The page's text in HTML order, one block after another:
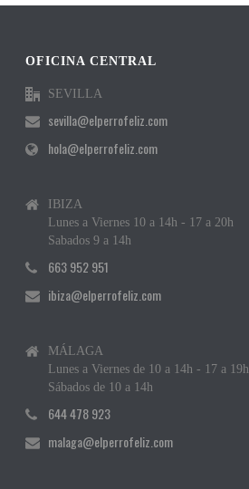
OFICINA CENTRAL
SEVILLA
sevilla@elperrofeliz.com
hola@elperrofeliz.com
IBIZA
Lunes a Viernes 10 a 14h - 17 a 20h
Sabados 9 a 14h
663 952 951
ibiza@elperrofeliz.com
MÁLAGA
Lunes a Viernes de 10 a 14h - 17 a 19h
Sábados de 10 a 14h
644 478 923
malaga@elperrofeliz.com